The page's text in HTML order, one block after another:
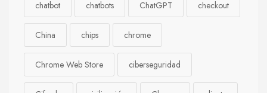
chatbot chatbots ChatGPT checkout
China chips chrome
Chrome Web Store ciberseguridad